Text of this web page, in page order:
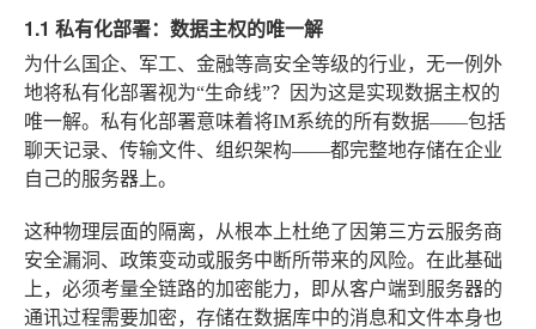
1.1 私有化部署：数据主权的唯一解
为什么国企、军工、金融等高安全等级的行业，无一例外
地将私有化部署视为“生命线”？因为这是实现数据主权的
唯一解。私有化部署意味着将IM系统的所有数据——包括
聊天记录、传输文件、组织架构——都完整地存储在企业
自己的服务器上。
这种物理层面的隔离，从根本上杜绝了因第三方云服务商
安全漏洞、政策变动或服务中断所带来的风险。在此基础
上，必须考量全链路的加密能力，即从客户端到服务器的
通讯过程需要加密，存储在数据库中的消息和文件本身也